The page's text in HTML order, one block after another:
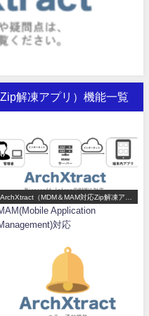
解凍アプリ）機能一覧
ArchXtract（MDM＆MAM対応Zip解凍アプ
リ）機能一覧
Application
対応